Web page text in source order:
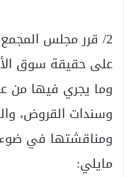
2/ قرر مجلس
على حقيقة سوق
وما يجري فيها من
وسندات القروض،
ومناقشتها في ضوء
مايلي: